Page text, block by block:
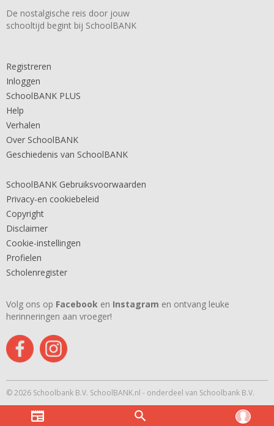
De nostalgische reis door jouw
schooltijd begint bij SchoolBANK
Registreren
Inloggen
SchoolBANK PLUS
Help
Verhalen
Over SchoolBANK
Geschiedenis van SchoolBANK
SchoolBANK Gebruiksvoorwaarden
Privacy-en cookiebeleid
Copyright
Disclaimer
Cookie-instellingen
Profielen
Scholenregister
Volg ons op Facebook en Instagram en ontvang leuke
herinneringen aan vroeger!
© 2026 Schoolbank B.V. SchoolBANK.nl - onderdeel van Schoolbank B.V.